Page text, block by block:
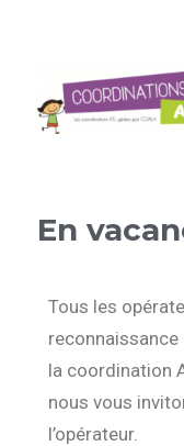
En
Tous les
la coordination
nous vous
l’opérateur.